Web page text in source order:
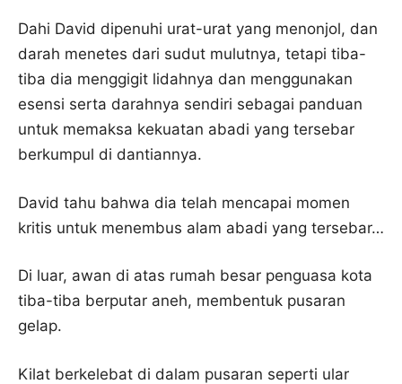
Dahi David dipenuhi urat-urat yang menonjol, dan
darah menetes dari sudut mulutnya, tetapi tiba-
tiba dia menggigit lidahnya dan menggunakan
esensi serta darahnya sendiri sebagai panduan
untuk memaksa kekuatan abadi yang tersebar
berkumpul di dantiannya.
David tahu bahwa dia telah mencapai momen
kritis untuk menembus alam abadi yang tersebar…
Di luar, awan di atas rumah besar penguasa kota
tiba-tiba berputar aneh, membentuk pusaran
gelap.
Kilat berkelebat di dalam pusaran seperti ular